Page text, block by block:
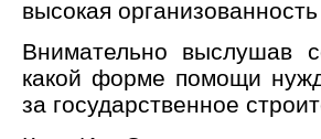
высокая
Внимательно выслушав
какой форме помощи
за государственное